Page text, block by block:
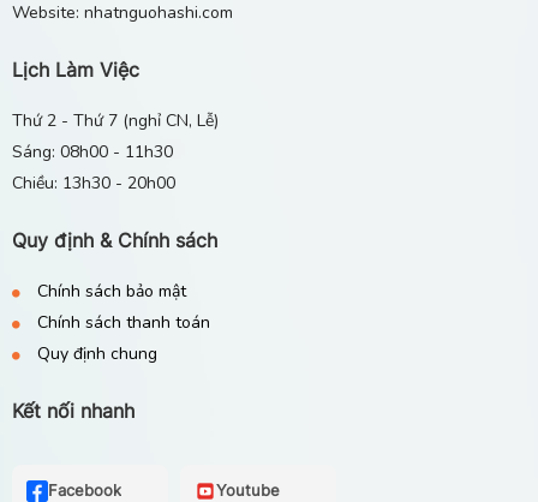
Website: nhatnguohashi.com
Lịch Làm Việc
Thứ 2 - Thứ 7 (nghỉ CN, Lễ)
Sáng: 08h00 - 11h30
Chiều: 13h30 - 20h00
Quy định & Chính sách
Chính sách bảo mật
Chính sách thanh toán
Quy định chung
Kết nối nhanh
Facebook Youtube